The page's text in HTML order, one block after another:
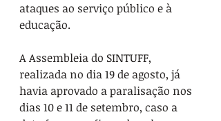
ataques ao serviço público e à
educação.
A Assembleia do SINTUFF,
realizada no dia 19 de agosto, já
havia aprovado a paralisação nos
dias 10 e 11 de setembro, caso a